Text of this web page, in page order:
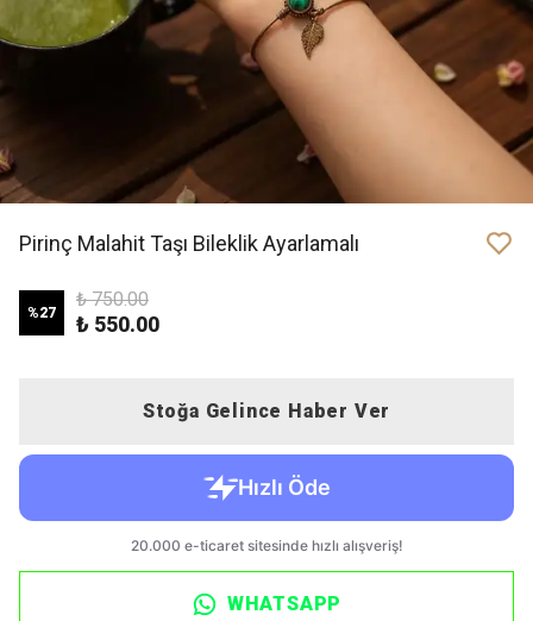
Pirinç Malahit Taşı Bileklik Ayarlamalı
%27
₺ 750.00
₺ 550.00
Stoğa Gelince Haber Ver
WHATSAPP